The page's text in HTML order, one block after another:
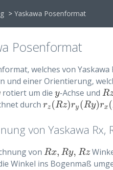
> Yaskawa Posenformat
Posenformat
welches von
und einer Orientierung,
rotiert um die y
y-Achse undR
Rz
durch rz (Rz)ry (Ry)rx (
rz(Rz)ry(Ry)rx(Rx)
von Yaskawa Rx,
von Rx, Ry, Rz
Rx,R y,Rz
Winkel ins Bogenmaß